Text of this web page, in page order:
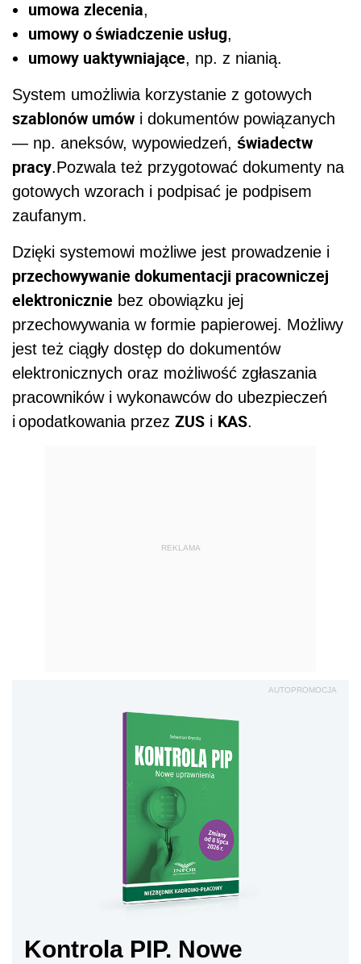
umowa zlecenia,
umowy o świadczenie usług,
umowy uaktywniające, np. z nianią.
System umożliwia korzystanie z gotowych
szablonów umów i dokumentów powiązanych
— np. aneksów, wypowiedzeń, świadectw
pracy.Pozwala też przygotować dokumenty na
gotowych wzorach i podpisać je podpisem
zaufanym.
Dzięki systemowi możliwe jest prowadzenie i
przechowywanie dokumentacji pracowniczej
elektronicznie bez obowiązku jej
przechowywania w formie papierowej. Możliwy
jest też ciągły dostęp do dokumentów
elektronicznych oraz możliwość zgłaszania
pracowników i wykonawców do ubezpieczeń
i opodatkowania przez ZUS i KAS.
REKLAMA
AUTOPROMOCJA
Kontrola PIP. Nowe